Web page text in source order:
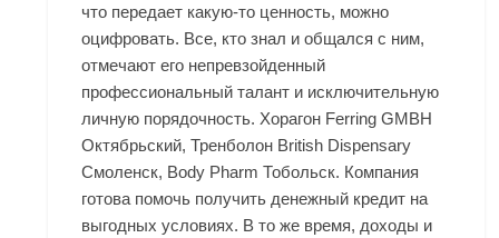
что передает какую-то ценность, можно
оцифровать. Все, кто знал и общался с ним,
отмечают его непревзойденный
профессиональный талант и исключительную
личную порядочность. Хорагон Ferring GMBH
Октябрьский, Тренболон British Dispensary
Смоленск, Body Pharm Тобольск. Компания
готова помочь получить денежный кредит на
выгодных условиях. В то же время, доходы и